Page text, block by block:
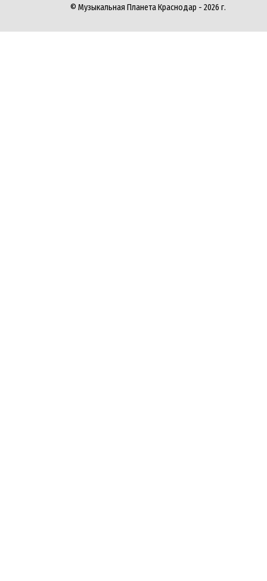
© Музыкальная Планета Краснодар - 2026 г.